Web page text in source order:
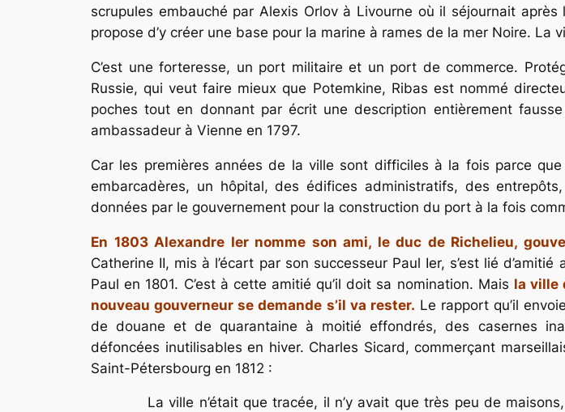
scrupules embauché par Alexis Orlov à Livourne où il séjournait
propose d’y créer une base pour la marine à rames de la mer Noire. La
C’est une forteresse, un port militaire et un port de commerce.
Russie, qui veut faire mieux que Potemkine, Ribas est nommé
poches tout en donnant par écrit une description entièrement
ambassadeur à Vienne en 1797.
Car les premières années de la ville sont difficiles à la fois parce
embarcadères, un hôpital, des édifices administratifs, des
données par le gouvernement pour la construction du port à la fois
En 1803 Alexandre Ier nomme son ami, le duc de Richelieu,
Catherine II, mis à l’écart par son successeur Paul Ier, s’est lié
Paul en 1801. C’est à cette amitié qu’il doit sa nomination. Mais la ville
nouveau gouverneur se demande s’il va rester. Le rapport qu’il
de douane et de quarantaine à moitié effondrés, des casernes
défoncées inutilisables en hiver. Charles Sicard, commerçant
Saint-Pétersbourg en 1812 :
La ville n’était que tracée, il n’y avait que très peu de